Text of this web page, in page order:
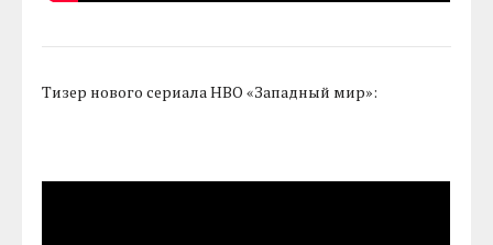
Тизер нового сериала HBO «Западный мир»: